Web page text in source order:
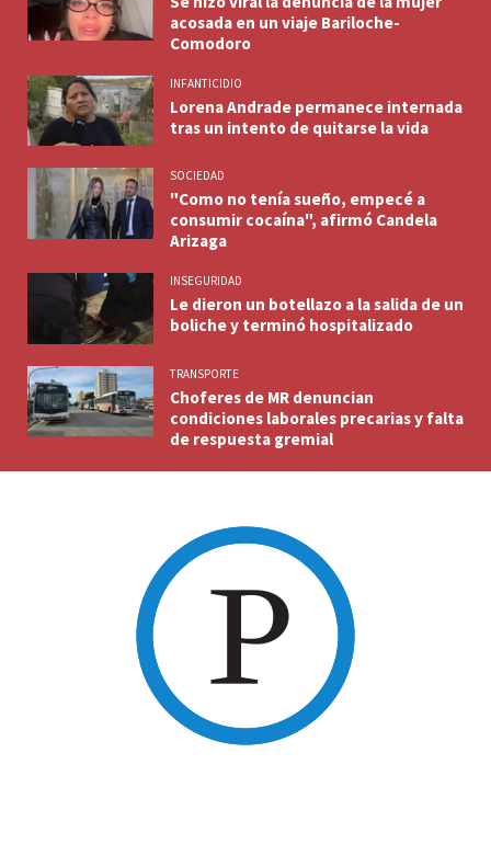
acosada en un viaje Bariloche-
Comodoro
INFANTICIDIO
Lorena Andrade permanece internada
tras un intento de quitarse la vida
SOCIEDAD
"Como no tenía sueño, empecé a
consumir cocaína", afirmó Candela
Arizaga
INSEGURIDAD
Le dieron un botellazo a la salida de un
boliche y terminó hospitalizado
TRANSPORTE
Choferes de MR denuncian
condiciones laborales precarias y falta
de respuesta gremial